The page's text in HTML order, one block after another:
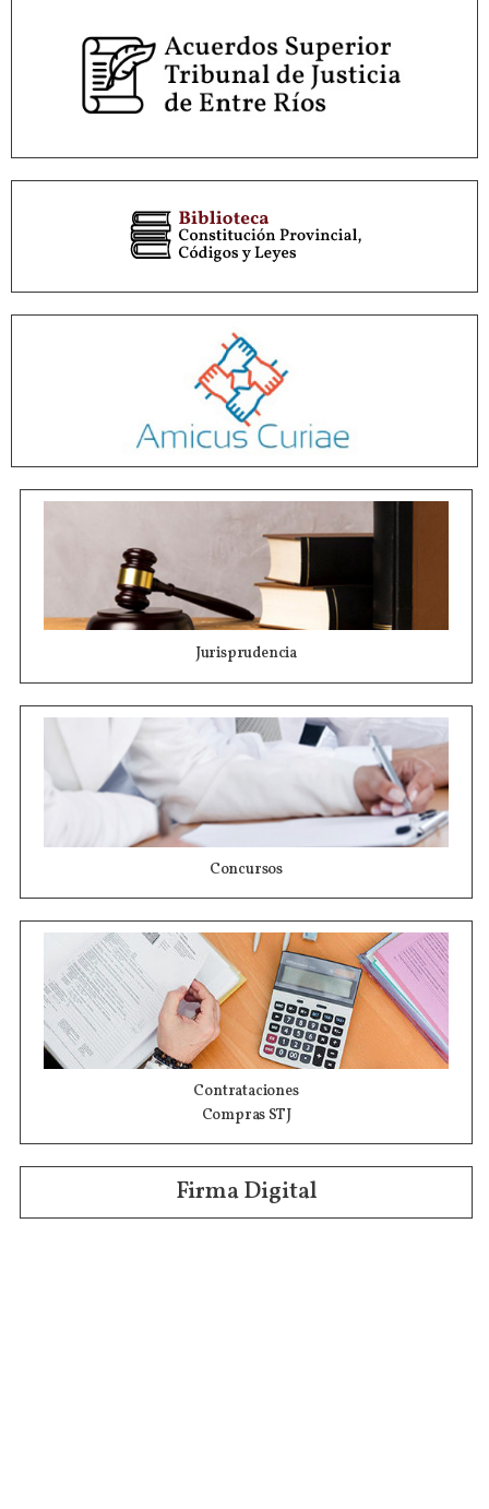
Jurisprudencia
Concursos
Contrataciones
Compras STJ
Firma Digital